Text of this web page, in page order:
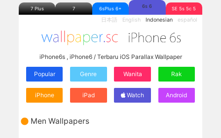
7 Plus 7 6sPlus 6+ 6s 6 SE 5s 5c 5
日本語 English Indonesian español
iPhone6s , iPhone6 / Terbaru iOS Parallax Wallpaper
Popular Genre Wanita Rak
iPhone iPad Watch Android
Men Wallpapers